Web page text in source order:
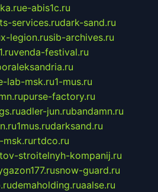
e-abis1c.ru
services.rudark-sand.ru
x-legion.rusib-archives.ru
venda-festival.ru
lab-msk.ru1-mus.ru
purse-factory.ru
adler-jun.rubandamn.ru
1mus.rudarksand.ru
msk.rurtdco.ru
stroitelnyh-kompanij.ru
snow-guard.ru
demaholding.ruaalse.ru